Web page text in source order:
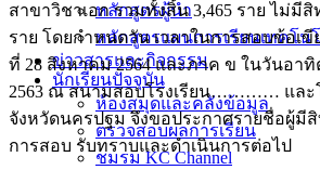
หลักสูตรผู้นำ
หลักสูตรแผนการเรียนเทคโน
ข่าวสารและกิจกรรม
นักเรียนปัจจุบัน
ห้องสมุดและคลังข้อมูล
ตรวจสอบผลการเรียน
ชมรม KC Channel
สาขาวิชาเอก รวมทั้งสิ้น 3,465 ราย ไม่มี
ราย โดยกำหนดวัน เวลาในการสอบข้อเขี
ที่ 28 สิงหาคม 2564 และภาค ข ในวันอา
2563 ณ สนามสอบโรงเรียน………… แล
จังหวัดนครปฐม จึงขอประกาศรายชื่อผู้มี
การสอบ รับทราบและดำเนินการต่อไป